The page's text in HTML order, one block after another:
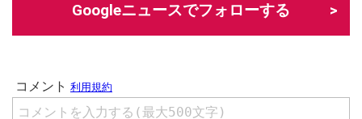
Googleニュースでフォローする